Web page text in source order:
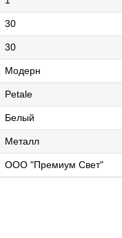
30
30
Модерн
Petale
Белый
Металл
ООО "Премиум Свет"